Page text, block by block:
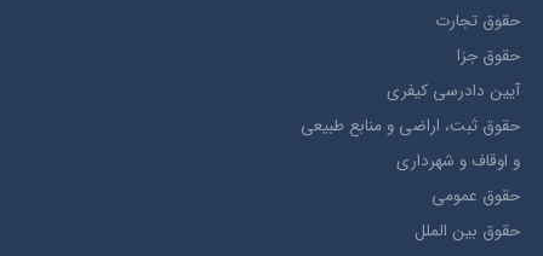
حقوق تجارت
حقوق جزا
آيین دادرسی کیفری
حقوق ثبت، اراضي و منابع طبيعي
و اوقاف و شهرداری
حقوق عمومی
حقوق بين الملل